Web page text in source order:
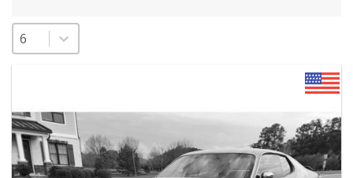
Sélectionnez un nombre par page